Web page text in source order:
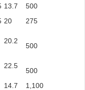
13.7
500
20 275
20.2
500
22.5
500
14.7 1,100